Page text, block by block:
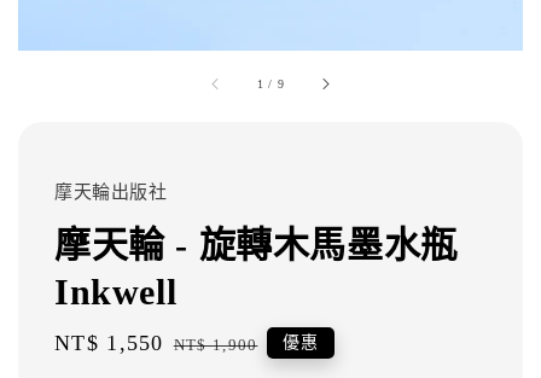
1 / 9
摩天輪出版社
摩天輪 - 旋轉木馬墨水瓶
Inkwell
Sale
NT$ 1,550 Regular
NT$ 1,900 優惠